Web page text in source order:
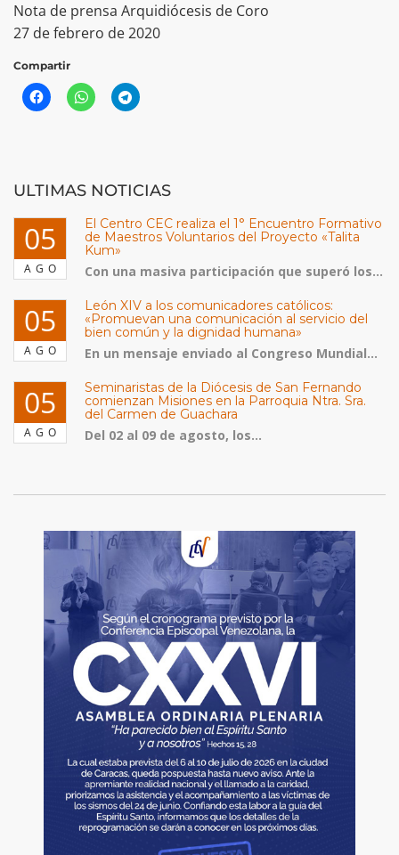
Nota de prensa Arquidiócesis de Coro
27 de febrero de 2020
Compartir
ULTIMAS NOTICIAS
05
AGO
El Centro CEC realiza el 1° Encuentro Formativo
de Maestros Voluntarios del Proyecto «Talita
Kum»
Con una masiva participación que superó los...
05
AGO
León XIV a los comunicadores católicos:
«Promuevan una comunicación al servicio del
bien común y la dignidad humana»
En un mensaje enviado al Congreso Mundial...
05
AGO
Seminaristas de la Diócesis de San Fernando
comienzan Misiones en la Parroquia Ntra. Sra.
del Carmen de Guachara
Del 02 al 09 de agosto, los...